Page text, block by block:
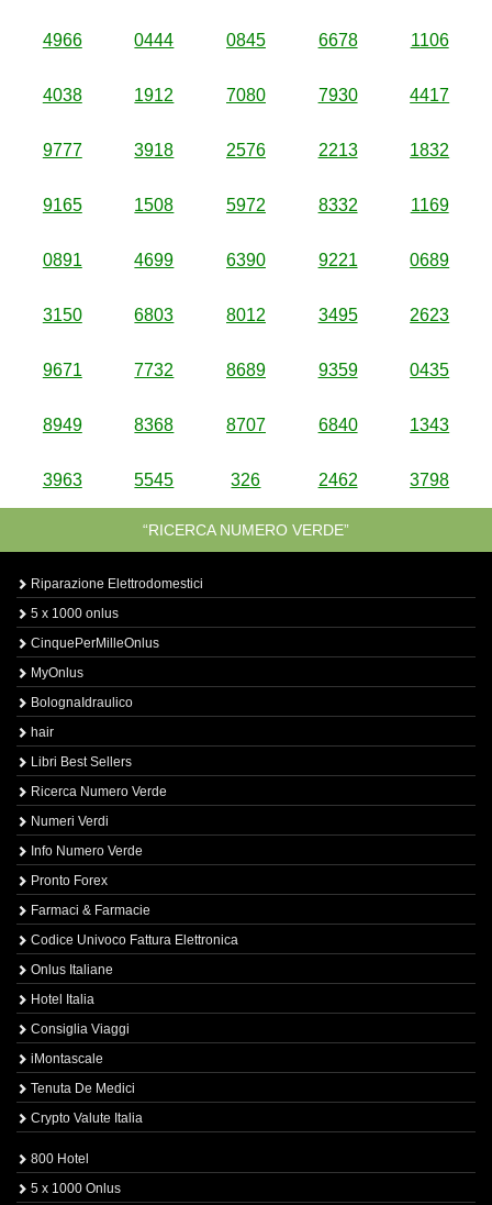
4966 0444 0845 6678 1106
4038 1912 7080 7930 4417
9777 3918 2576 2213 1832
9165 1508 5972 8332 1169
0891 4699 6390 9221 0689
3150 6803 8012 3495 2623
9671 7732 8689 9359 0435
8949 8368 8707 6840 1343
3963 5545 326 2462 3798
“RICERCA NUMERO VERDE”
Riparazione Elettrodomestici
5 x 1000 onlus
CinquePerMilleOnlus
MyOnlus
BolognaIdraulico
hair
Libri Best Sellers
Ricerca Numero Verde
Numeri Verdi
Info Numero Verde
Pronto Forex
Farmaci & Farmacie
Codice Univoco Fattura Elettronica
Onlus Italiane
Hotel Italia
Consiglia Viaggi
iMontascale
Tenuta De Medici
Crypto Valute Italia
800 Hotel
5 x 1000 Onlus